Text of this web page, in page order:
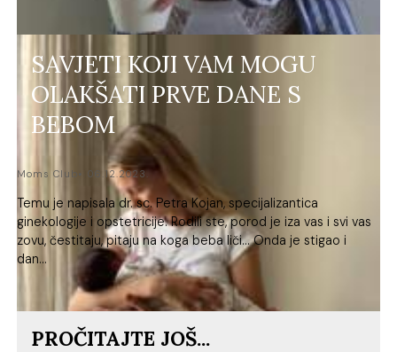
SAVJETI KOJI VAM MOGU
OLAKŠATI PRVE DANE S
BEBOM
Moms Club 06.12.2023.
Temu je napisala dr. sc. Petra Kojan, specijalizantica
ginekologije i opstetricije. Rodili ste, porod je iza vas i svi vas
zovu, čestitaju, pitaju na koga beba liči... Onda je stigao i
dan...
PROČITAJTE JOŠ...